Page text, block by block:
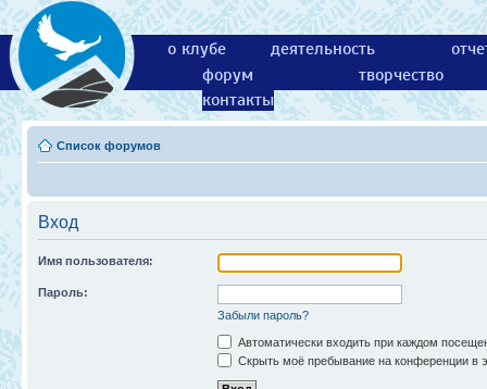
о клубе деятельность
форум
творчество
контакты
Список форумов
Вход
Имя пользователя:
Пароль:
Забыли пароль?
Автоматически входить при каждом
Скрыть моё пребывание на конференции в